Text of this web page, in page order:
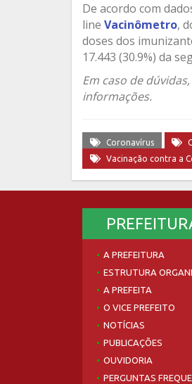
De acordo com
line Vacinômetro,
doses dos
17.443 (30.9%) da
Em caso de
informações.
Coronavírus
Vacinação contra a
A PREFEITURA
ESTRUTURA
A PREFEITA
O VICE PREFEITO
NOTÍCIAS
PUBLICAÇÕES
OUVIDORIA
PERGUNTAS